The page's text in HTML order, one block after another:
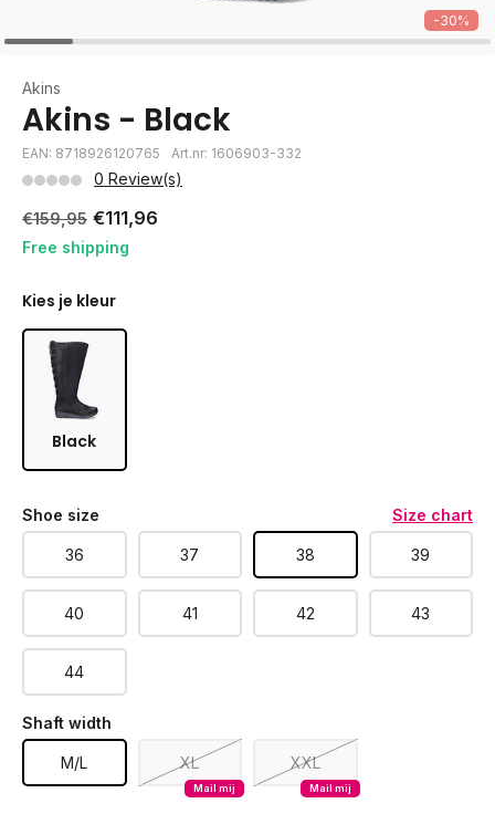
-30%
Akins
Akins - Black
EAN: 8718926120765 Art.nr: 1606903-332
0 Review(s)
€159,95 €111,96
Free shipping
Kies je kleur
Black
Shoe size Size chart
36 37 38 39
40 41 42 43
44
Shaft width
M/L
Mail mij
XL
Mail mij
XXL